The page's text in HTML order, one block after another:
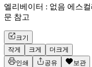
엘리베이터 : 없음 에스
문 참고
크기
작게
크게
더크게
인쇄
공유 보관